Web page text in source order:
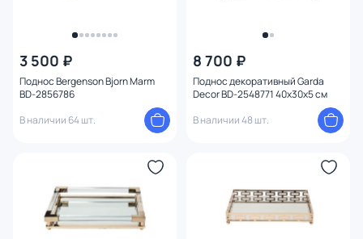
3 500 ₽
Поднос Bergenson Bjorn Marm
BD-2856786
В наличии 64 шт.
8 700 ₽
Поднос декоративный Garda
Decor BD-2548771 40х30х5 см
В наличии 48 шт.